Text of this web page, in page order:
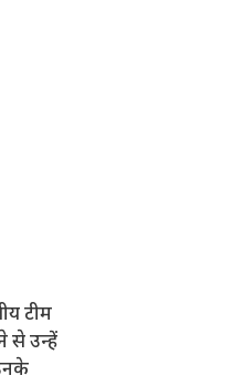
टीम
से उन्हें